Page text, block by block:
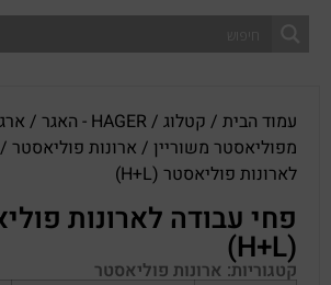
עמוד הבית / קטלוג /HAGER - האגר /
מפוליאסטר משוריין / ארונות פוליאסטר
לארונות פוליאסטר (H+L)
פחי עבודה לארונות
(H+L)
קטגוריות: ארונות פוליאסטר